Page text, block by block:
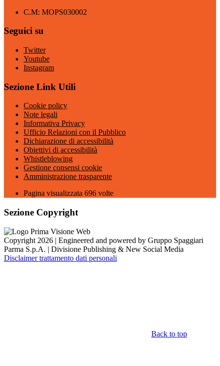
C.M: MOPS030002
Seguici su
Twitter
Youtube
Instagram
Sezione Link Utili
Cookie policy
Note legali
Informativa Privacy
Ufficio Relazioni con il Pubblico
Dichiarazione di accessibilità
Obiettivi di accessibilità
Whistleblowing
Gestione consensi cookie
Amministrazione trasparente
Pagina visualizzata 696 volte
Sezione Copyright
Copyright 2026 | Engineered and powered by Gruppo Spaggiari
Parma S.p.A. | Divisione Publishing & New Social Media
Disclaimer trattamento dati personali
Back to top